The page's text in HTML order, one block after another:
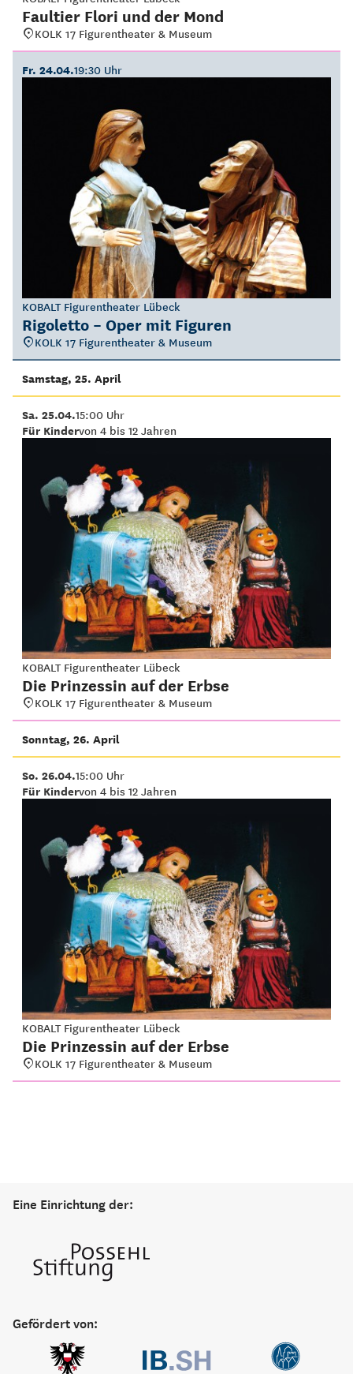
Faultier Flori und der Mond
KOLK 17 Figurentheater & Museum
Fr. 24.04.19:30 Uhr
KOBALT Figurentheater Lübeck
Rigoletto – Oper mit Figuren
KOLK 17 Figurentheater & Museum
Samstag, 25. April
Sa. 25.04.15:00 Uhr
Für Kindervon 4 bis 12 Jahren
KOBALT Figurentheater Lübeck
Die Prinzessin auf der Erbse
KOLK 17 Figurentheater & Museum
Sonntag, 26. April
So. 26.04.15:00 Uhr
Für Kindervon 4 bis 12 Jahren
KOBALT Figurentheater Lübeck
Die Prinzessin auf der Erbse
KOLK 17 Figurentheater & Museum
Eine Einrichtung der:
Gefördert von: